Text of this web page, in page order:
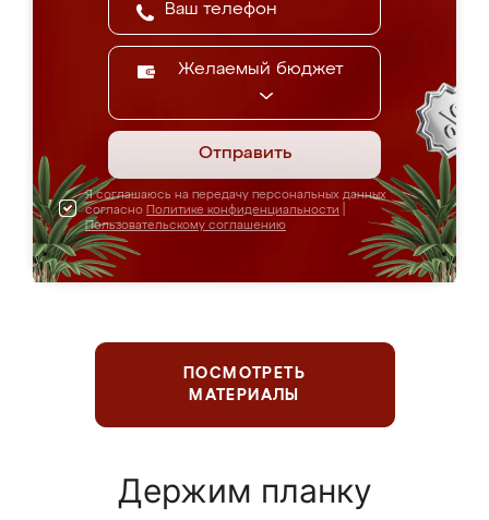
Желаемый бюджет
Отправить
Я соглашаюсь на передачу персональных данных
согласно Политике конфиденциальности
Пользовательскому соглашению
ПОСМОТРЕТЬ
МАТЕРИАЛЫ
Держим планку